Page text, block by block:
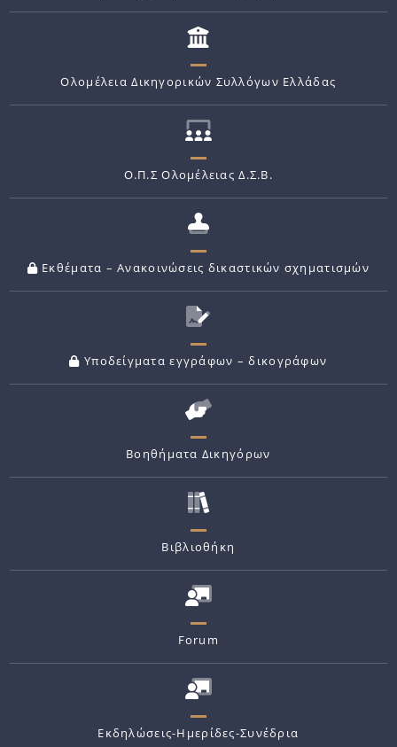
Ολομέλεια Δικηγορικών Συλλόγων Ελλάδας
Ο.Π.Σ Ολομέλειας Δ.Σ.Β.
Εκθέματα – Ανακοινώσεις δικαστικών σχηματισμών
Υποδείγματα εγγράφων – δικογράφων
Βοηθήματα Δικηγόρων
Βιβλιοθήκη
Forum
Εκδηλώσεις-Ημερίδες-Συνέδρια